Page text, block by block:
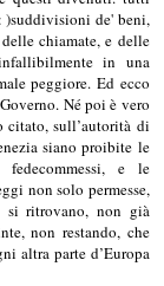
de' beni,
chiamate, e delle
in una
peggiore. Ed ecco
Né poi è vero
citato, sull’autorità di
siano proibite le
e le
non solo permesse,
ritrovano, non già
non restando, che
altra parte d’Europa